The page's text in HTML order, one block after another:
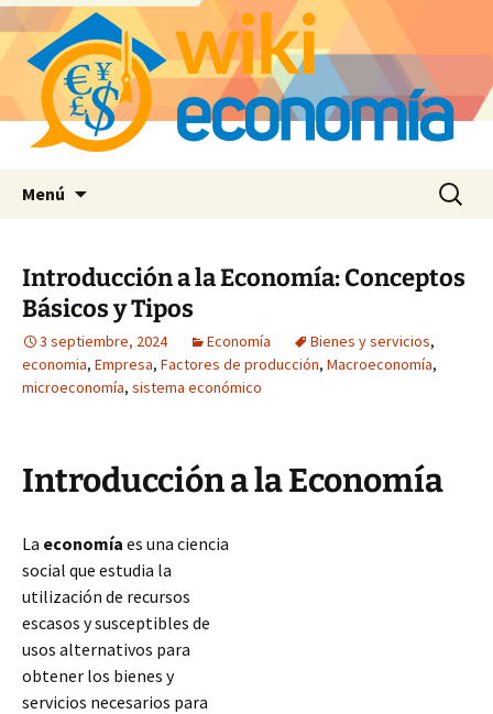
Menú Buscar:
Introducción a la Economía: Conceptos
Básicos y Tipos
3 septiembre, 2024 Economía Bienes y servicios,
economia, Empresa, Factores de producción, Macroeconomía,
microeconomía, sistema económico
Introducción a la Economía
La economía es una ciencia
social que estudia la
utilización de recursos
escasos y susceptibles de
usos alternativos para
obtener los bienes y
servicios necesarios para